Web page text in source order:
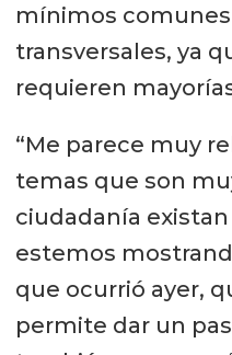
mínimos
transversales, ya
requieren
“Me parece muy
temas que son
ciudadanía
estemos
que ocurrió ayer,
permite dar un